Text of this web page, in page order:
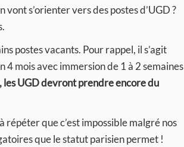
s’orienter vers des postes d’UGD ?
postes vacants. Pour rappel, il s’agit
mois avec immersion de 1 à 2 semaines
UGD devront prendre encore du
répéter que c’est impossible malgré nos
que le statut parisien permet !